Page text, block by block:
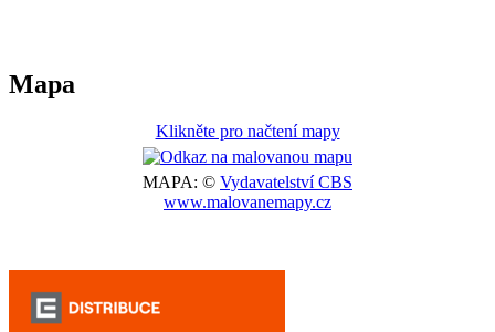
Mapa
Klikněte pro načtení mapy
MAPA: © Vydavatelství CBS
www.malovanemapy.cz